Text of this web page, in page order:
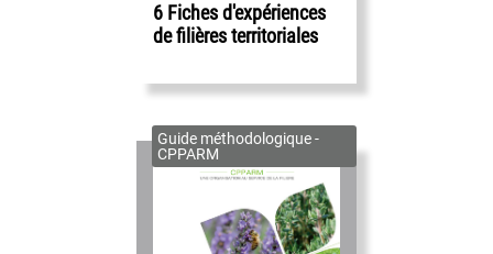
6 Fiches d'expériences
de filières territoriales
Guide méthodologique -
CPPARM